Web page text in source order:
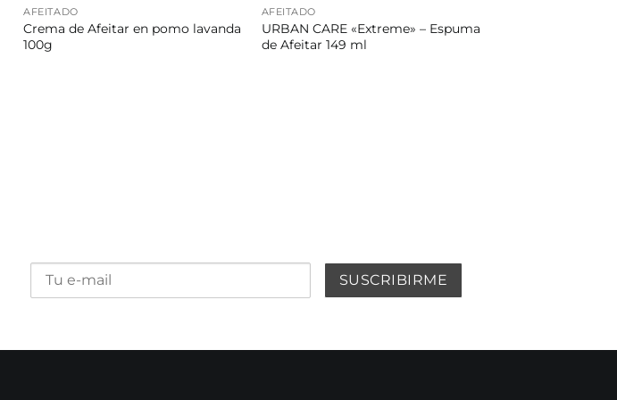
AFEITADO
Crema de Afeitar en pomo lavanda
100g
AFEITADO
URBAN CARE «Extreme» – Espuma
de Afeitar 149 ml